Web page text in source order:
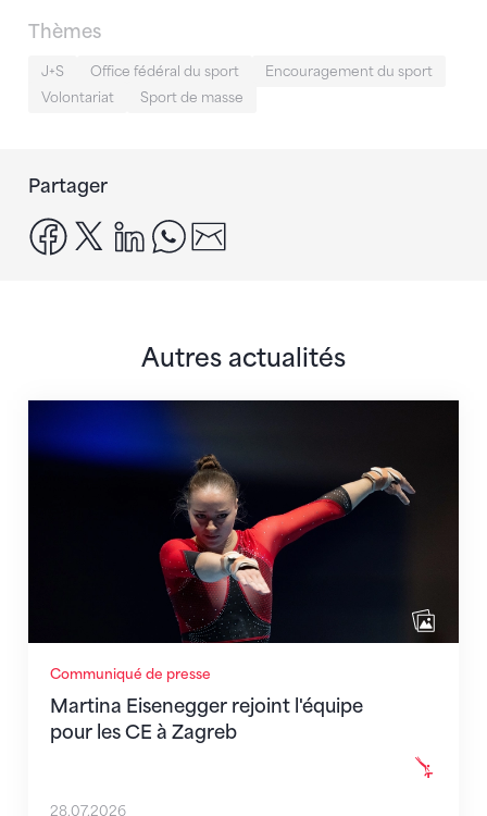
Thèmes
J+S Office fédéral du sport
Encouragement du sport
Volontariat
Sport de masse
Partager
facebook
x linkedinwhatsapp
Autres actualités
Communiqué de presse
Martina Eisenegger rejoint l'équipe
pour les CE à Zagreb
28.07.2026